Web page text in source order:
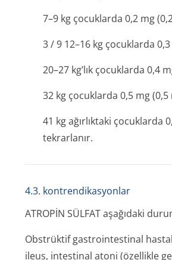
7–9 kg çocuklarda 0,2 mg
3 / 9 12–16 kg çocuklarda
20–27 kg’lık çocuklarda 0,4
32 kg çocuklarda 0,5 mg (0,5
41 kg ağırlıktaki çocuklarda
tekrarlanır.
4.3. kontrendikasyonlar
ATROPİN SÜLFAT aşağıdaki
Obstrüktif gastrointestinal
ileus, intestinal atoni (özellikle